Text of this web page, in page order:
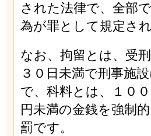
された法律で、全部
為が罪として規定さ
なお、拘留とは、受
３０日未満で刑事施
で、科料とは、１０
円未満の金銭を強制
罰です。